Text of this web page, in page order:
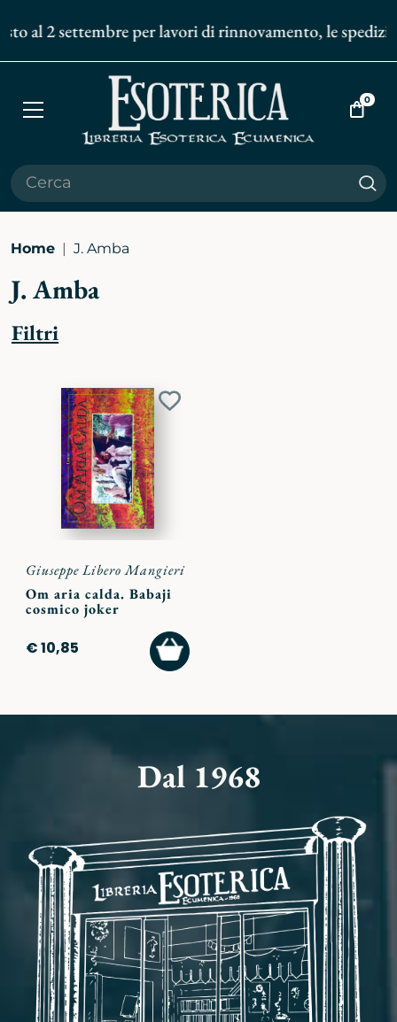
al 2 settembre per lavori di rinnovamento, le
Apri
Vai
0
Home J. Amba
J. Amba
Filtri
Aggiungi
Giuseppe Libero Mangieri
Om aria calda. Babaji
cosmico joker
€ 10,85
AGGIUNGI
AL
CARRELLO
Dal 1968